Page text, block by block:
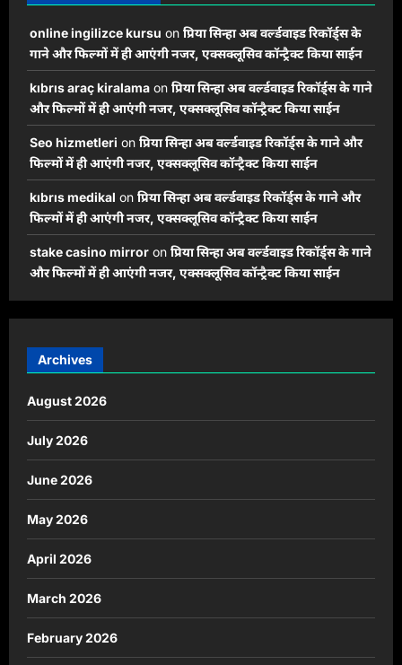
online ingilizce kursu on प्रिया सिन्हा अब वर्ल्डवाइड रिकॉर्ड्स के
गाने और फिल्मों में ही आएंगी नजर, एक्सक्लूसिव कॉन्ट्रैक्ट किया साईन
kıbrıs araç kiralama on प्रिया सिन्हा अब वर्ल्डवाइड रिकॉर्ड्स के गाने
और फिल्मों में ही आएंगी नजर, एक्सक्लूसिव कॉन्ट्रैक्ट किया साईन
Seo hizmetleri on प्रिया सिन्हा अब वर्ल्डवाइड रिकॉर्ड्स के गाने और
फिल्मों में ही आएंगी नजर, एक्सक्लूसिव कॉन्ट्रैक्ट किया साईन
kıbrıs medikal on प्रिया सिन्हा अब वर्ल्डवाइड रिकॉर्ड्स के गाने और
फिल्मों में ही आएंगी नजर, एक्सक्लूसिव कॉन्ट्रैक्ट किया साईन
stake casino mirror on प्रिया सिन्हा अब वर्ल्डवाइड रिकॉर्ड्स के गाने
और फिल्मों में ही आएंगी नजर, एक्सक्लूसिव कॉन्ट्रैक्ट किया साईन
Archives
August 2026
July 2026
June 2026
May 2026
April 2026
March 2026
February 2026